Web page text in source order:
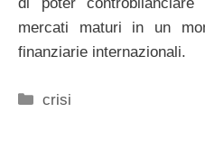
mercati maturi in un
finanziarie internazionali.
Categorie
crisi